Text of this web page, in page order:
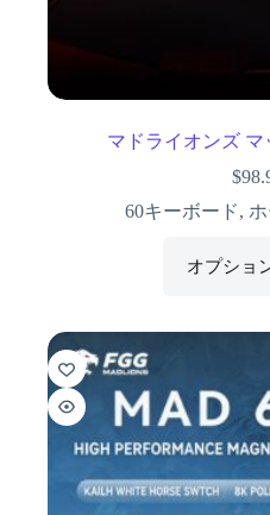
マドライオンズ マ
$
60キーボード,
オプショ